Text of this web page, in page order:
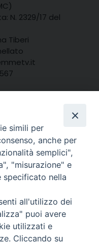
N. 2329/17 del
Tiberi
simili per
anche per
semplici",
"misurazione" e
nella
all'utilizzo dei
puoi avere
utilizzati e
Cliccando su